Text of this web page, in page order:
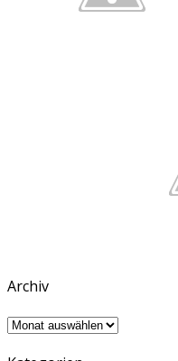
Archiv
Archiv